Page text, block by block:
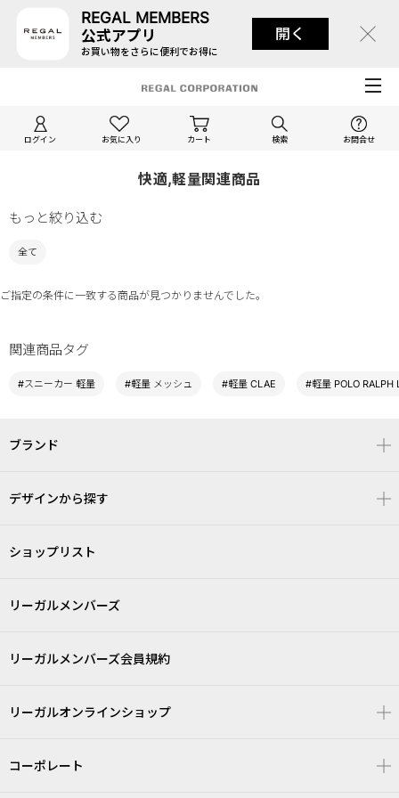
REGAL MEMBERS
公式アプリ
お買い物をさらに便利でお得に
開く
ログイン お気に入り カート 検索 お問合せ
快適,軽量関連商品
もっと絞り込む
全て
ご指定の条件に一致する商品が見つかりませんでした。
関連商品タグ
#スニーカー 軽量 #軽量 メッシュ #軽量 CLAE #軽量 POLO RALPH
ブランド
デザインから探す
ショップリスト
リーガルメンバーズ
リーガルメンバーズ会員規約
リーガルオンラインショップ
コーポレート